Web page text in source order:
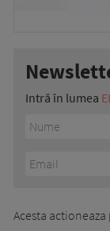
Intră în lumea
Acesta